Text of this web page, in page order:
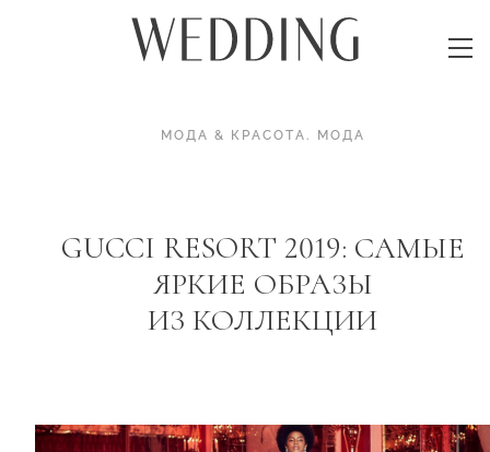
МОДА & КРАСОТА. МОДА
GUCCI RESORT 2019: САМЫЕ
ЯРКИЕ ОБРАЗЫ
ИЗ КОЛЛЕКЦИИ